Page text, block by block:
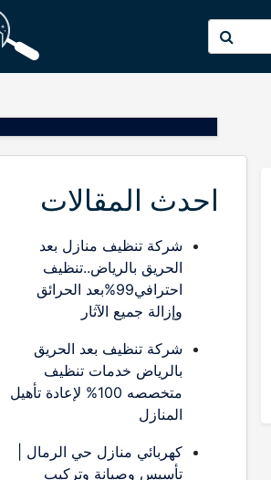
عن:
احدث المقالات
شركة تنظيف منازل بعد
الحريق بالرياض..تنظيف
احترافي99%بعد الحرائق
وإزالة جميع الآثار
شركة تنظيف بعد الحريق
بالرياض خدمات تنظيف
متخصصه 100% لإعادة تأهيل
المنازل
كهربائي منازل حي الرمال |
تأسيس وصيانة وتركيب